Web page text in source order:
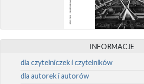
INFORMACJE
dla czytelniczek i czytelników
dla autorek i autorów